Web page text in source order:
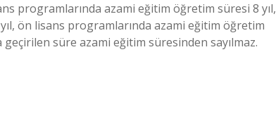
programlarında azami eğitim öğretim süresi 8 yıl,
ön lisans programlarında azami eğitim öğretim
geçirilen süre azami eğitim süresinden sayılmaz.